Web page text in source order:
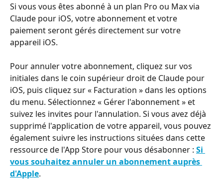
Si vous vous êtes abonné à un plan Pro ou Max via
Claude pour iOS, votre abonnement et votre
paiement seront gérés directement sur votre
appareil iOS.
Pour annuler votre abonnement, cliquez sur vos
initiales dans le coin supérieur droit de Claude pour
iOS, puis cliquez sur « Facturation » dans les options
du menu. Sélectionnez « Gérer l'abonnement » et
suivez les invites pour l'annulation. Si vous avez déjà
supprimé l'application de votre appareil, vous pouvez
également suivre les instructions situées dans cette
ressource de l'App Store pour vous désabonner : Si
vous souhaitez annuler un abonnement auprès
d'Apple.